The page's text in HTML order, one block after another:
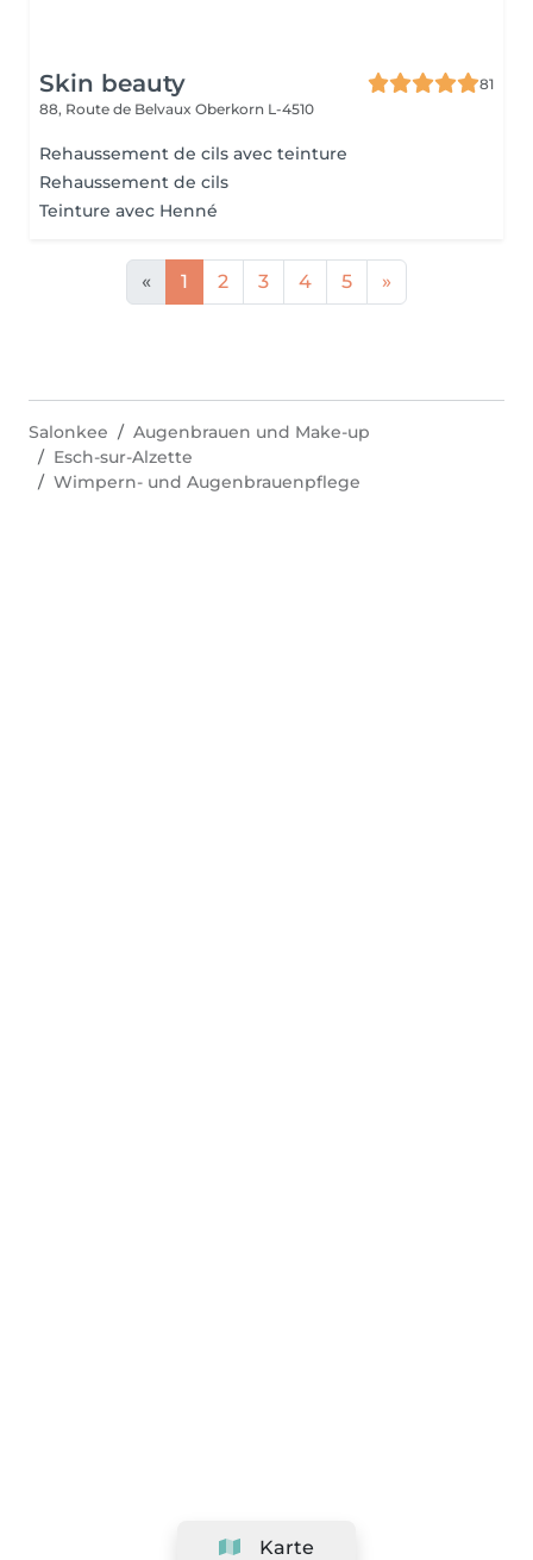
Skin beauty
81
88, Route de Belvaux Oberkorn L-4510
Rehaussement de cils avec teinture
Rehaussement de cils
Teinture avec Henné
« 1 2 3 4 5 »
Karte
Salonkee
Augenbrauen und Make-up
Esch-sur-Alzette
Wimpern- und Augenbrauenpflege